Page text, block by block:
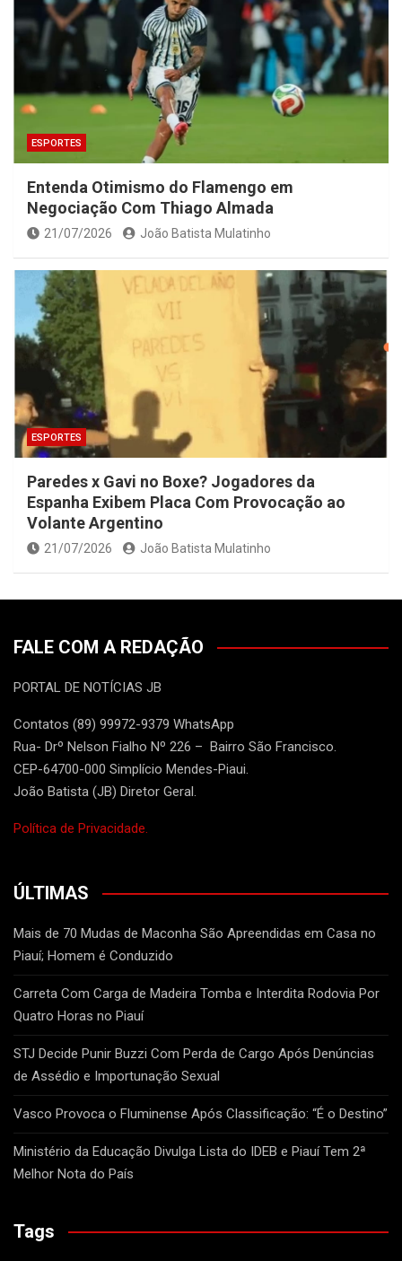
ESPORTES
Entenda Otimismo do Flamengo em
Negociação Com Thiago Almada
21/07/2026 João Batista Mulatinho
ESPORTES
Paredes x Gavi no Boxe? Jogadores da
Espanha Exibem Placa Com Provocação ao
Volante Argentino
21/07/2026 João Batista Mulatinho
FALE COM A REDAÇÃO
PORTAL DE NOTÍCIAS JB
Contatos (89) 99972-9379 WhatsApp
Rua- Drº Nelson Fialho Nº 226 – Bairro São Francisco.
CEP-64700-000 Simplício Mendes-Piaui.
João Batista (JB) Diretor Geral.
Política de Privacidade.
ÚLTIMAS
Mais de 70 Mudas de Maconha São Apreendidas em Casa no
Piauí; Homem é Conduzido
Carreta Com Carga de Madeira Tomba e Interdita Rodovia Por
Quatro Horas no Piauí
STJ Decide Punir Buzzi Com Perda de Cargo Após Denúncias
de Assédio e Importunação Sexual
Vasco Provoca o Fluminense Após Classificação: “É o Destino”
Ministério da Educação Divulga Lista do IDEB e Piauí Tem 2ª
Melhor Nota do País
Tags